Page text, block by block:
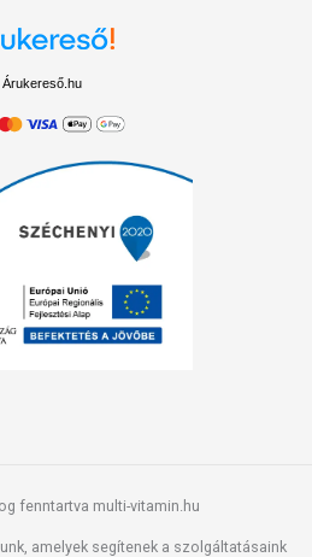
Árukereső.hu
fenntartva multi-vitamin.hu
amelyek segítenek a szolgáltatásaink